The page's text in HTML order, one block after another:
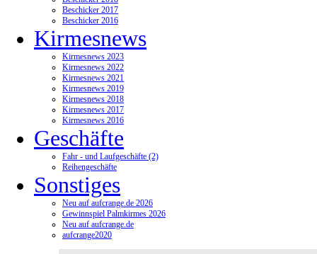
Beschicker 2017
Beschicker 2016
Kirmesnews
Kirmesnews 2023
Kirmesnews 2022
Kirmesnews 2021
Kirmesnews 2019
Kirmesnews 2018
Kirmesnews 2017
Kirmesnews 2016
Geschäfte
Fahr - und Laufgeschäfte (2)
Reihengeschäfte
Sonstiges
Neu auf aufcrange.de 2026
Gewinnspiel Palmkirmes 2026
Neu auf aufcrange.de
aufcrange2020